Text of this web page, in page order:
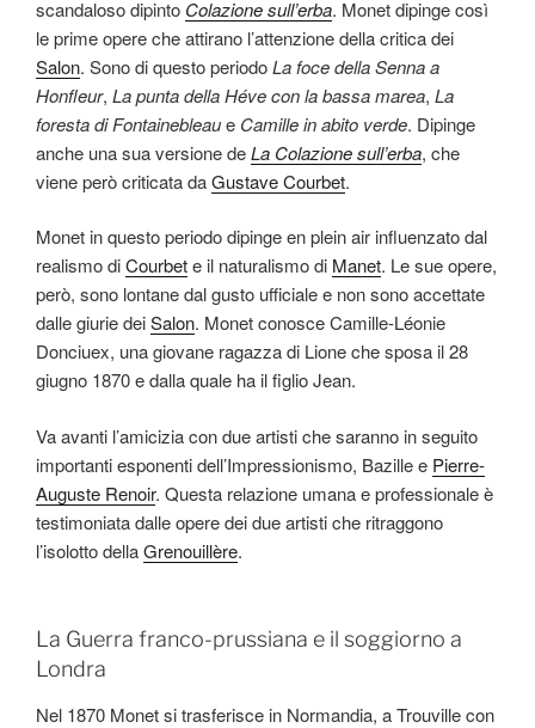
scandaloso dipinto Colazione sull’erba. Monet dipinge così
le prime opere che attirano l’attenzione della critica dei
Salon. Sono di questo periodoLa foce della Senna a
Honfleur, La punta della Héve con la bassa marea, La
foresta di Fontainebleaue Camille in abito verde. Dipinge
anche una sua versione deLa Colazione sull’erba, che
viene però criticata daGustave Courbet.
Monet in questo periodo dipinge en plein air influenzato dal
realismo diCourbete il naturalismo di Manet. Le sue opere,
però, sono lontane dal gusto ufficiale e non sono accettate
dalle giurie deiSalon. Monet conosce Camille-Léonie
Donciuex, una giovane ragazza di Lione che sposa il 28
giugno 1870 e dalla quale ha il figlio Jean.
Va avanti l’amicizia con due artisti che saranno in seguito
importanti esponenti dell’Impressionismo, Bazille e Pierre-
Auguste Renoir. Questa relazione umana e professionale è
testimoniata dalle opere dei due artisti che ritraggono
l’isolotto dellaGrenouillère.
La Guerra franco-prussiana e il soggiorno a
Londra
Nel 1870 Monet si trasferisce in Normandia, a Trouville con